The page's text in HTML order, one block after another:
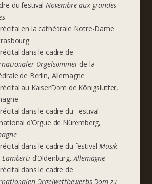
du festival Novembre aux grandes
en la cathédrale Notre-Dame
dans le cadre de
Orgelsommer de la
de Berlin, Allemagne
au KaiserDom de Königslutter,
dans le cadre du Festival
d’Orgue de Nüremberg,
dans le cadre du festival Musik
Lamberti d’Oldenburg,Allemagne
dans le cadre de
Orgelwettbewerbs Dom zu